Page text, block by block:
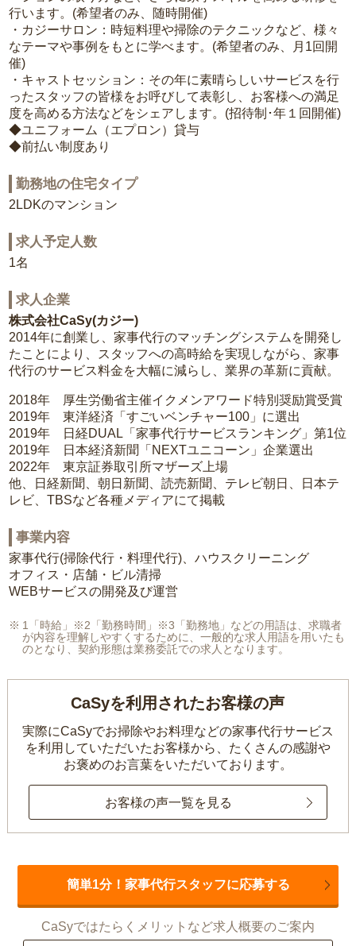
行います。(希望者のみ、随時開催)
・カジーサロン：時短料理や掃除のテクニックなど、様々
なテーマや事例をもとに学べます。(希望者のみ、月1回開
催)
・キャストセッション：その年に素晴らしいサービスを行
ったスタッフの皆様をお呼びして表彰し、お客様への満足
度を高める方法などをシェアします。(招待制･年１回開催)
◆ユニフォーム（エプロン）貸与
◆前払い制度あり
勤務地の住宅タイプ
2LDKのマンション
求人予定人数
1名
求人企業
株式会社CaSy(カジー)
2014年に創業し、家事代行のマッチングシステムを開発し
たことにより、スタッフへの高時給を実現しながら、家事
代行のサービス料金を大幅に減らし、業界の革新に貢献。
2018年 厚生労働省主催イクメンアワード特別奨励賞受賞
2019年 東洋経済「すごいベンチャー100」に選出
2019年 日経DUAL「家事代行サービスランキング」第1位
2019年 日本経済新聞「NEXTユニコーン」企業選出
2022年 東京証券取引所マザーズ上場
他、日経新聞、朝日新聞、読売新聞、テレビ朝日、日本テ
レビ、TBSなど各種メディアにて掲載
事業内容
家事代行(掃除代行・料理代行)、ハウスクリーニング
オフィス・店舗・ビル清掃
WEBサービスの開発及び運営
1「時給」※2「勤務時間」※3「勤務地」などの用語は、求職者
が内容を理解しやすくするために、一般的な求人用語を用いたも
のとなり、契約形態は業務委託での求人となります。
CaSyを利用されたお客様の声
実際にCaSyでお掃除やお料理などの家事代行サービス
を利用していただいたお客様から、 たくさんの感謝や
お褒めのお言葉をいただいております。
お客様の声一覧を見る
簡単1分！家事代行スタッフに応募する
CaSyではたらくメリットなど求人概要のご案内